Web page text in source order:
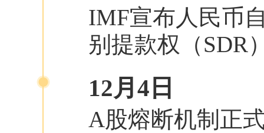
IMF宣布人民币
别提款权（SDR
12月4日
A股熔断机制正